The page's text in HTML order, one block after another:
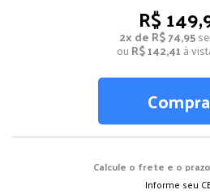
R$
2x de R$ 74,95
ou R$ 142,41 à
Calcule o frete e o
Informe seu